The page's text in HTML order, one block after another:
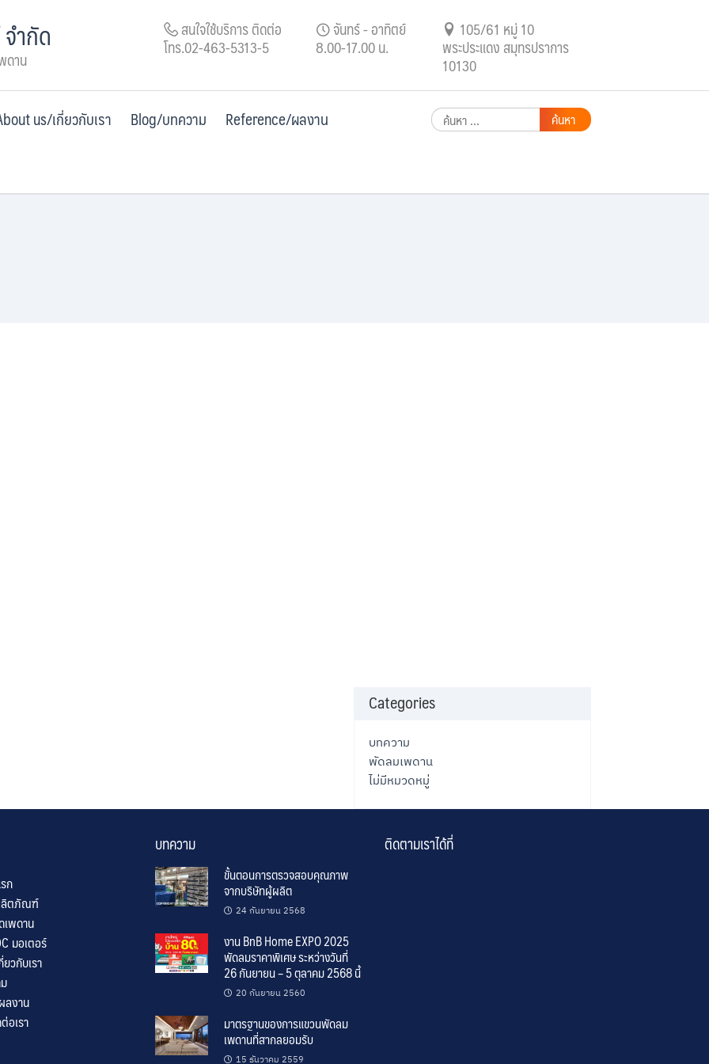
ำกัด
ดาน
สนใจใช้บริการ ติดต่อ
โทร.02-463-5313-5
จันทร์ - อาทิตย์
8.00-17.00 น.
105/61 หมู่ 10
พระประแดง สมุทรปราการ
10130
us/เกี่ยวกับเรา Blog/บทความ
Reference/ผลงาน
ค้นหา
สำหรับ:
Categories
บทความ
พัดลมเพดาน
ไม่มีหมวดหมู่
ก
ตภัณฑ์
พดาน
มอเตอร์
วกับเรา
ลงาน
เรา
บทความ
ขั้นตอนการตรวจสอบคุณภาพ
จากบริษัทผู้ผลิต
24 กันยายน 2568
งาน BnB Home EXPO 2025
พัดลมราคาพิเศษ ระหว่างวันที่
26 กันยายน – 5 ตุลาคม 2568 นี้
20 กันยายน 2560
มาตรฐานของการแขวนพัดลม
เพดานที่สากลยอมรับ
15 ธันวาคม 2559
ติดตามเราได้ที่